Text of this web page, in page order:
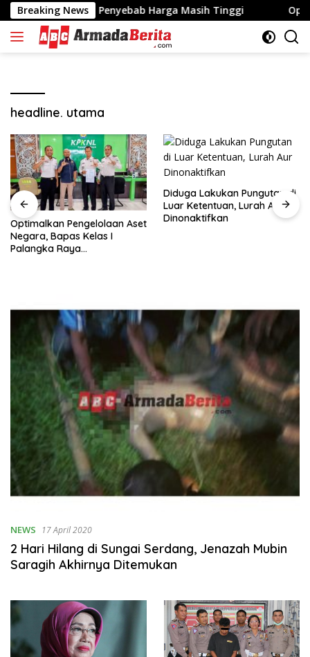
Langsung
ke
konten
Breaking News
Penyebab Harga Masih Tinggi Optimalkan
headline. utama
Optimalkan Pengelolaan Aset
Negara, Bapas Kelas I
Palangka Raya
Diduga Lakukan Pungutan di
Luar Ketentuan, Lurah Aur
Dinonaktifkan
NEWS 17 April 2020
2 Hari Hilang di Sungai Serdang, Jenazah Mubin
Saragih Akhirnya Ditemukan